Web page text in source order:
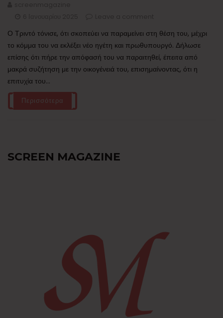
Ο Τριντό τόνισε, ότι σκοπεύει να παραμείνει στη θέση του, μέχρι
το κόμμα του να εκλέξει νέο ηγέτη και πρωθυπουργό. Δήλωσε
επίσης ότι πήρε την απόφασή του να παραιτηθεί, έπειτα από
μακρά συζήτηση με την οικογένειά του, επισημαίνοντας, ότι η
επιτυχία του...
Περισσότερα
SCREEN MAGAZINE